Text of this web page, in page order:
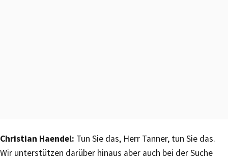
Christian Haendel: Tun Sie das, Herr Tanner, tun Sie das.
Wir unterstützen darüber hinaus aber auch bei der Suche